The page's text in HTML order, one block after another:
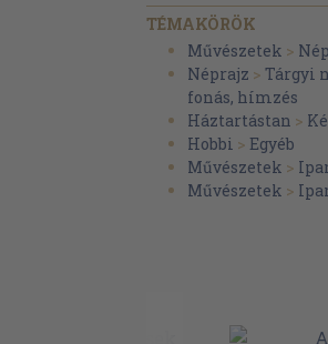
Szálszámolásos
Laposhímzés.
Laposhímzés.
Laposhímzés.
Laposhímzés.
Laposhímzés.
Lapos- és
TÉMAKÖRÖK
Művészetek >
Néprajz > Tárgyi
fonás, hímzés
Háztartástan >
Hobbi > Egyéb
Művészetek >
Művészetek >